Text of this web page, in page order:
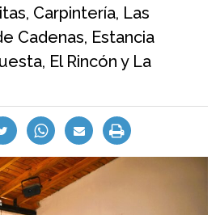
Carpintería, Las
Cadenas, Estancia
El Rincón y La